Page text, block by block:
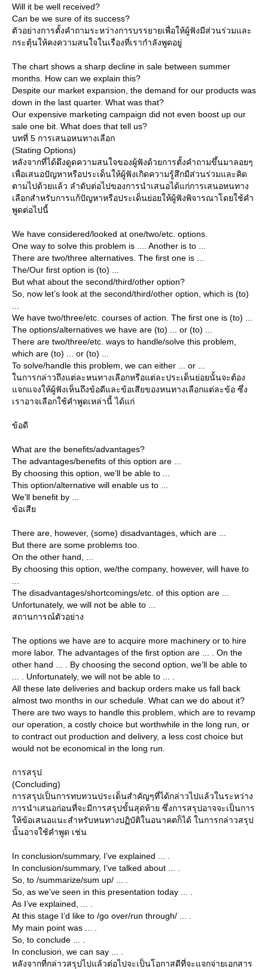
Will it be well received?
Can be we sure of its success?
ตัวอย่างการตั้งคำถามระหว่างการบรรยายเพื่อให้ผู้ฟังมีส่วนร่วมและ
กระตุ้นให้คงความสนใจในเรื่องที่เรากำลังพูดอยู่
The chart shows a sharp decline in sale between summer
months. How can we explain this?
Despite our market expansion, the demand for our products was
down in the last quarter. What was that?
Our expensive marketing campaign did not even boost up our
sale one bit. What does that tell us?
บทที่ 5 การเสนอหนทางเลือก
(Stating Options)
หลังจากที่ได้ดึงดูดความสนใจของผู้ฟังด้วยการตั้งคำถามขึ้นมาลอยๆ
เพื่อเสนอปัญหาหรือประเด็นให้ผู้ฟังเกิดความรู้สึกมีส่วนร่วมและคิด
ตามไปด้วยแล้ว ลำดับต่อไปของการนำเสนอได้แก่การเสนอหนทาง
เลือกสำหรับการแก้ปัญหาหรือประเด็นย่อยให้ผู้ฟังพิจารณาโดยใช้คำ
พูดต่อไปนี้
We have considered/looked at one/two/etc. options.
One way to solve this problem is .... Another is to ...
There are two/three alternatives. The first one is ...
The/Our first option is (to) ...
But what about the second/third/other option?
So, now let’s look at the second/third/other option, which is (to)
We have two/three/etc. courses of action. The first one is (to) ...
The options/alternatives we have are (to) ... or (to) ...
There are two/three/etc. ways to handle/solve this problem,
which are (to) ... or (to) ...
To solve/handle this problem, we can either ... or ...
นการกล่าวถึงแต่ละหนทางเลือกหรือแต่ละประเด็นย่อยนั้นจะต้อง
จกแจงให้ผู้ฟังเห็นถึงข้อดีและข้อเสียของหนทางเลือกแต่ละข้อ ซึ่ง
เราอาจเลือกใช้คำพูดเหล่านี้ ได้แก่
ข้อดี
What are the benefits/advantages?
The advantages/benefits of this option are ...
By choosing this option, we’ll be able to ...
This option/alternative will enable us to ...
We’ll benefit by ...
ข้อเสี
There are, however, (some) disadvantages, which are ...
But there are some problems too.
On the other hand, ...
By choosing this option, we/the company, however, will have to
The disadvantages/shortcomings/etc. of this option are ...
Unfortunately, we will not be able to ...
สถานการณ์ตัวอย่าง
The options we have are to acquire more machinery or to hire
more labor. The advantages of the first option are ... . On the
other hand ... . By choosing the second option, we’ll be able to
... . Unfortunately, we will not be able to ... .
All these late deliveries and backup orders make us fall back
almost two months in our schedule. What can we do about it?
There are two ways to handle this problem, which are to revamp
our operation, a costly choice but worthwhile in the long run, or
to contract out production and delivery, a less cost choice but
would not be economical in the long run.
การสรุป
(Concluding)
การสรุปเป็นการทบทวนประเด็นสำคัญๆที่ได้กล่าวไปแล้วในระหว่าง
การนำเสนอก่อนที่จะมีการสรุปขั้นสุดท้าย ซึ่งการสรุปอาจจะเป็นการ
ห้ข้อเสนอแนะสำหรับหนทางปฏิบัติในอนาคตก็ได้ ในการกล่าวสรุป
นั้นอาจใช้คำพูด เช่น
In conclusion/summary, I’ve explained ... .
In conclusion/summary, I’ve talked about ... .
So, to /summarize/sum up/ ... .
So, as we’ve seen in this presentation today ... .
As I’ve explained, ... .
At this stage I’d like to /go over/run through/ ... .
My main point was ... .
So, to conclude ... .
In conclusion, we can say ... .
หลังจากที่กล่าวสรุปไปแล้วต่อไปจะเป็นโอกาสดีที่จะแจกจ่ายเอกสาร